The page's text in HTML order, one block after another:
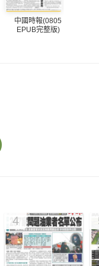
中國時報(0805
EPUB完整版)
4